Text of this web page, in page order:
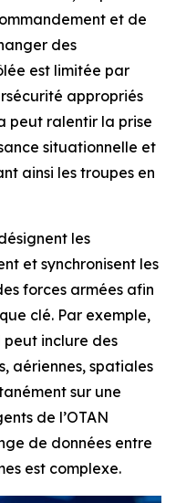
et de
des
est limitée par
appropriés
peut ralentir la prise
situationnelle et
ainsi les troupes en
les
et synchronisent les
forces armées afin
clé. Par exemple,
peut inclure des
aériennes, spatiales
sur une
de l’OTAN
de données entre
est complexe.